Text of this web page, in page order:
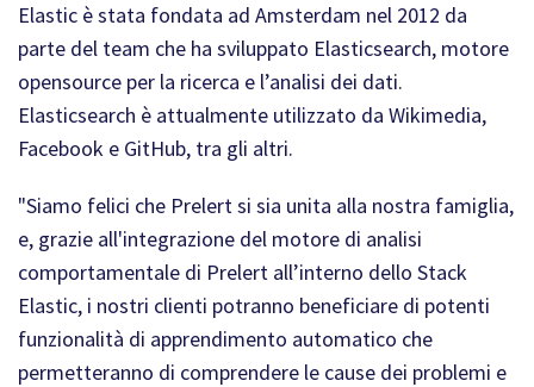
Elastic è stata fondata ad Amsterdam nel 2012 da
parte del team che ha sviluppato Elasticsearch, motore
opensource per la ricerca e l’analisi dei dati.
Elasticsearch è attualmente utilizzato da Wikimedia,
Facebook e GitHub, tra gli altri.
"Siamo felici che Prelert si sia unita alla nostra famiglia,
e, grazie all'integrazione del motore di analisi
comportamentale di Prelert all’interno dello Stack
Elastic, i nostri clienti potranno beneficiare di potenti
funzionalità di apprendimento automatico che
permetteranno di comprendere le cause dei problemi e